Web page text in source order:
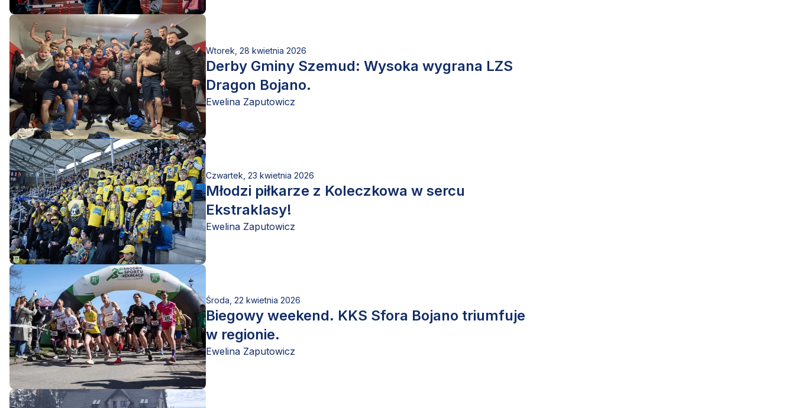
Wtorek, 28 kwietnia 2026
Derby Gminy Szemud: Wysoka wygrana LZS
Dragon Bojano.
Ewelina Zaputowicz
Czwartek, 23 kwietnia 2026
Młodzi piłkarze z Koleczkowa w sercu
Ekstraklasy!
Ewelina Zaputowicz
Środa, 22 kwietnia 2026
Biegowy weekend. KKS Sfora Bojano triumfuje
w regionie.
Ewelina Zaputowicz